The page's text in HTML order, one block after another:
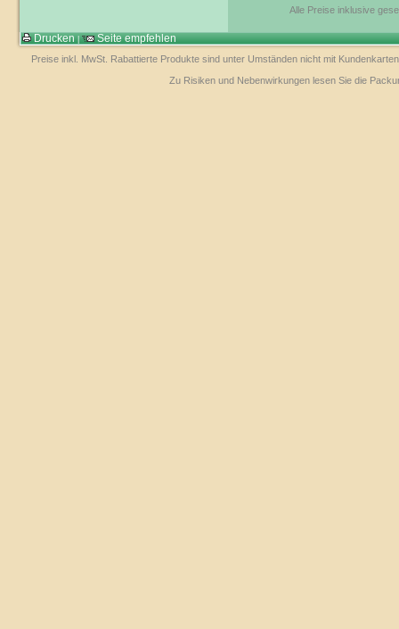
Alle Preise inklusive
Drucken Seite empfehlen
Preise inkl. MwSt. Rabattierte Produkte sind unter Umständen nicht mit
Zu Risiken und Nebenwirkungen lesen Sie die